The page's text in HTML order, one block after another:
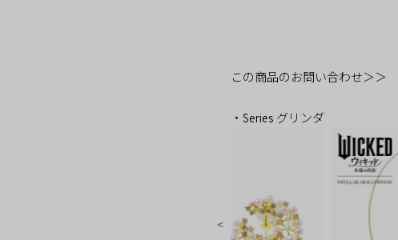
この商品のお問い合わせ＞＞
・Series グリンダ